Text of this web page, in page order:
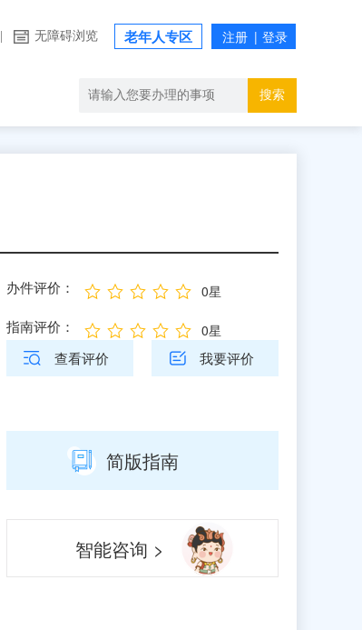
无障碍浏览 老年人专区
搜索
办件评价： 0星
指南评价： 0星
查看评价 我要评价
简版指南
智能咨询 >